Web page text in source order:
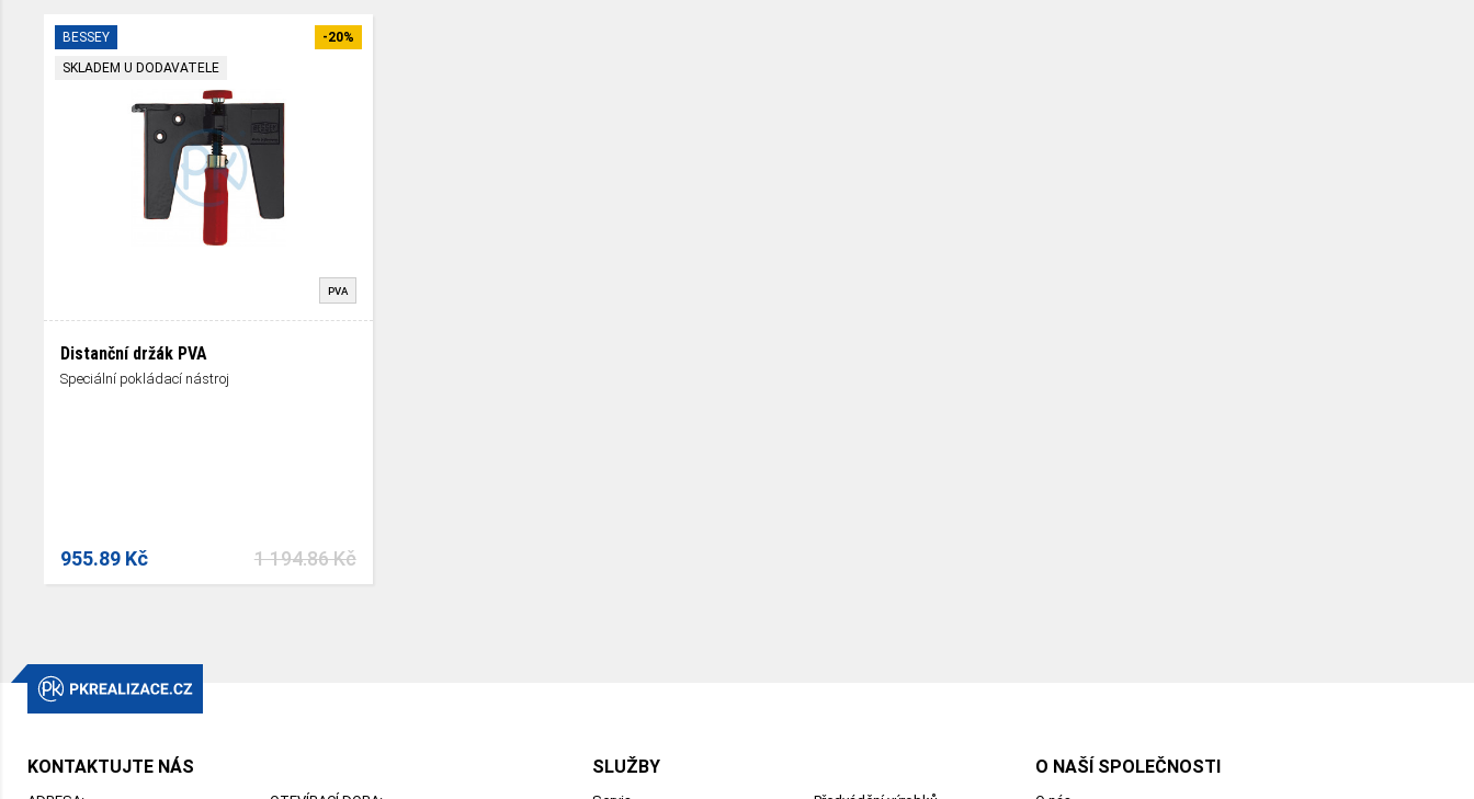
SKLADEM U DODAVATELE
BESSEY -20%
PVA
Distanční držák PVA
Speciální pokládací nástroj
1 194.86 Kč
955.89 Kč
KONTAKTUJTE NÁS SLUŽBY O NAŠÍ SPOLEČNOSTI